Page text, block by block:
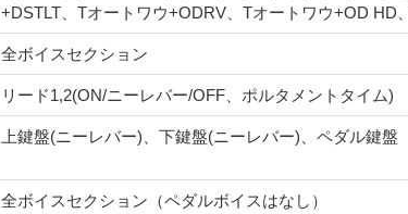
+DSTLT、Tオートワウ+ODRV、Tオートワウ+OD HD
全ボイスセクション
リード1,2(ON/ニーレバー/OFF、ポルタメントタイム)
上鍵盤(ニーレバー)、下鍵盤(ニーレバー)、ペダル鍵盤
全ボイスセクション（ペダルボイスはなし）